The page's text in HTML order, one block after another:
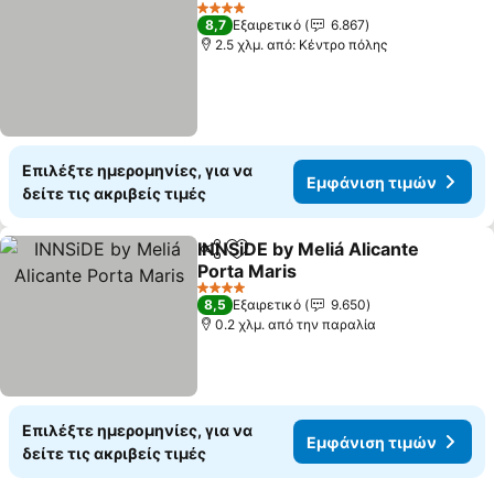
4 Αστέρια
8,7 Εξαιρετικό
6.867
2.5 χλμ. από: Κέντρο πόλης
Επιλέξτε ημερομηνίες, για να
δείτε τις ακριβείς τιμές
Εμφάνιση τιμών
Κοινοποίηση
Προσθήκη στα αγαπημένα
INNSiDE by Meliá Alicante
Porta Maris
4 Αστέρια
8,5 Εξαιρετικό
9.650
0.2 χλμ. από την παραλία
Επιλέξτε ημερομηνίες, για να
δείτε τις ακριβείς τιμές
Εμφάνιση τιμών